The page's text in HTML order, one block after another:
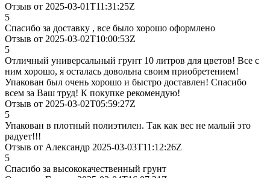
Отзыв от 2025-03-01T11:31:25Z
5
Спасибо за доставку , все было хорошо оформлено
Отзыв от 2025-03-02T10:00:53Z
5
Отличный универсальный грунт 10 литров для цветов! Все с
ним хорошо, я осталась довольна своим приобретением!
Упакован был очень хорошо и быстро доставлен! Спасибо
всем за Ваш труд! К покупке рекомендую!
Отзыв от 2025-03-02T05:59:27Z
5
Упакован в плотный полиэтилен. Так как вес не малый это
радует!!!
Отзыв от Александр 2025-03-03T11:12:26Z
5
Спасибо за высококачественный грунт